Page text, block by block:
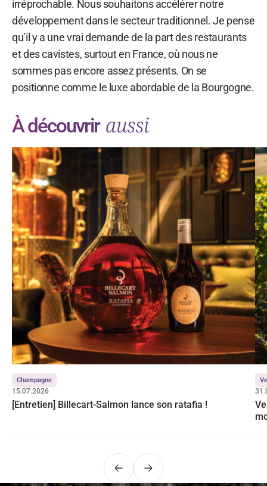
irréprochable. Nous souhaitons accélérer notre
développement dans le secteur traditionnel. Je pense
qu’il y a une vrai demande de la part des restaurants
et des cavistes, surtout en France, où nous ne
sommes pas encore assez présents. On se
positionne comme le luxe abordable de la Bourgogne.
À découvrir aussi
Champagne
15.07.2026
[Entretien] Billecart-Salmon lance son ratafia !
PrécédentSuivant